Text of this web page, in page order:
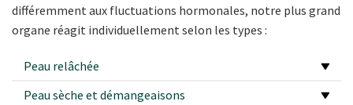
différemment aux fluctuations hormonales, notre plus grand
organe réagit individuellement selon les types :
Peau relâchée
Peau sèche et démangeaisons